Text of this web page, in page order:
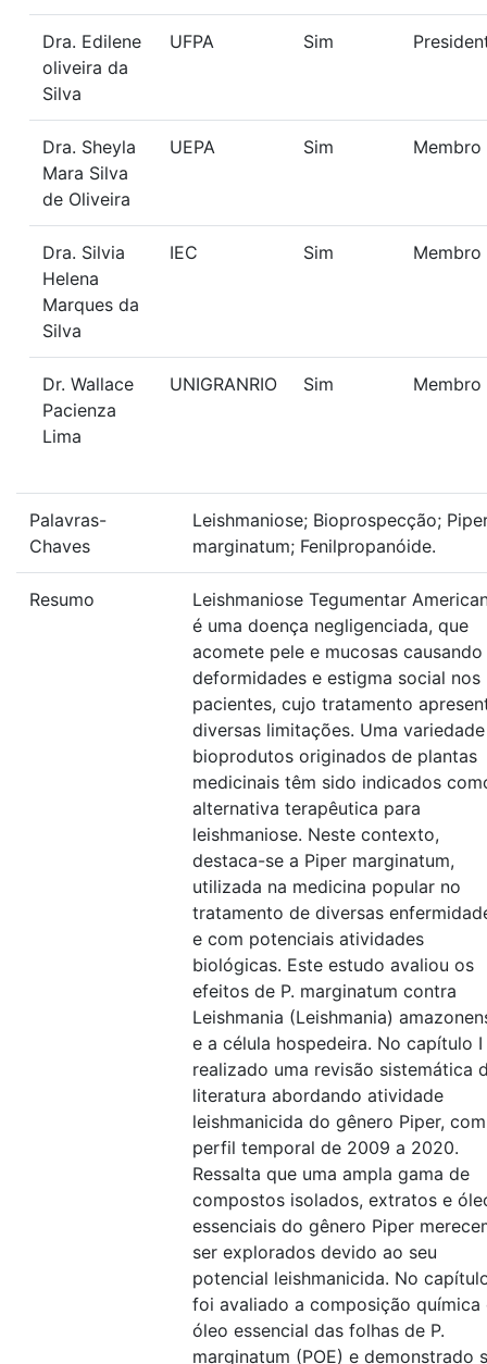
Dra. Edilene
oliveira da
Silva
UFPA Sim
Dra. Sheyla
Mara Silva
de Oliveira
UEPA Sim Membro
Dra. Silvia
Helena
Marques da
Silva
IEC Sim Membro
Dr. Wallace
Pacienza
Lima
UNIGRANRIO Sim Membro
Palavras-
Chaves
Leishmaniose; Bioprospecção;
marginatum; Fenilpropanóide.
Resumo
Leishmaniose Tegumentar
é uma doença negligenciada, que
acomete pele e mucosas causando
deformidades e estigma social nos
pacientes, cujo tratamento
diversas limitações. Uma
bioprodutos originados de plantas
medicinais têm sido indicados
alternativa terapêutica para
leishmaniose. Neste contexto,
destaca-se a Piper marginatum,
utilizada na medicina popular no
tratamento de diversas
e com potenciais atividades
biológicas. Este estudo avaliou os
efeitos de P. marginatum contra
Leishmania (Leishmania)
e a célula hospedeira. No capítulo
realizado uma revisão sistemática
literatura abordando atividade
leishmanicida do gênero Piper, com
perfil temporal de 2009 a 2020.
Ressalta que uma ampla gama de
compostos isolados, extratos e
essenciais do gênero Piper
ser explorados devido ao seu
potencial leishmanicida. No
foi avaliado a composição química
óleo essencial das folhas de P.
marginatum (POE) e demonstrado